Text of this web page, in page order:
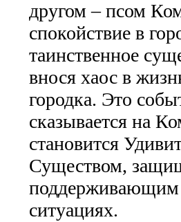
другом – псом
спокойствие в
таинственное
внося хаос в
городка. Это
сказывается на
становится
Существом,
ситуациях.